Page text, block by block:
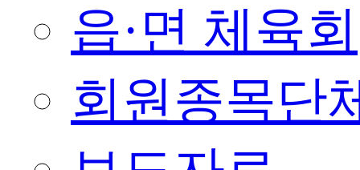
읍·면 체육회
회원종목단